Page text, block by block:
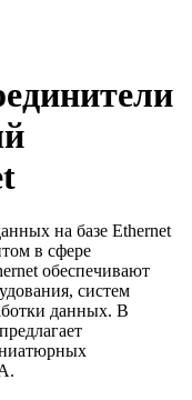
на базе Ethernet
в сфере
обеспечивают
систем
данных. В